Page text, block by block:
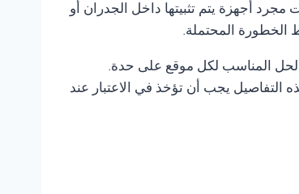
أجهزة يتم تثبيتها داخل الجدران أو
الخطورة المحتملة.
الحل المناسب لكل موقع على حدة.
التفاصيل يجب أن تؤخذ في الاعتبار عند